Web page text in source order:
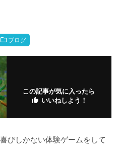
ar
.fr
n
ブログ
この記事が気に入ったら
いいねしよう！
びしかない体験ゲームをして